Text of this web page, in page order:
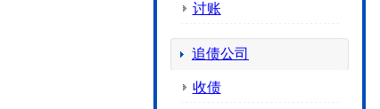
讨账
追债公司
收债